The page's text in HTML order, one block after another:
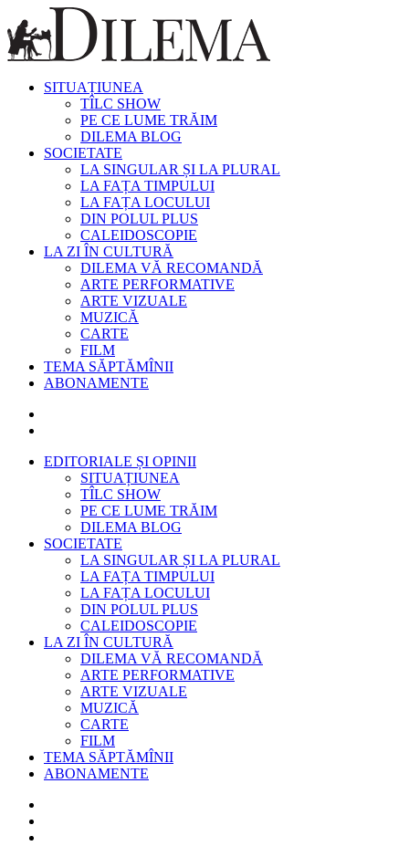
SITUAȚIUNEA
TÎLC SHOW
PE CE LUME TRĂIM
DILEMA BLOG
SOCIETATE
LA SINGULAR ȘI LA PLURAL
LA FAȚA TIMPULUI
LA FAȚA LOCULUI
DIN POLUL PLUS
CALEIDOSCOPIE
LA ZI ÎN CULTURĂ
DILEMA VĂ RECOMANDĂ
ARTE PERFORMATIVE
ARTE VIZUALE
MUZICĂ
CARTE
FILM
TEMA SĂPTĂMÎNII
ABONAMENTE
EDITORIALE ȘI OPINII
SITUAȚIUNEA
TÎLC SHOW
PE CE LUME TRĂIM
DILEMA BLOG
SOCIETATE
LA SINGULAR ȘI LA PLURAL
LA FAȚA TIMPULUI
LA FAȚA LOCULUI
DIN POLUL PLUS
CALEIDOSCOPIE
LA ZI ÎN CULTURĂ
DILEMA VĂ RECOMANDĂ
ARTE PERFORMATIVE
ARTE VIZUALE
MUZICĂ
CARTE
FILM
TEMA SĂPTĂMÎNII
ABONAMENTE